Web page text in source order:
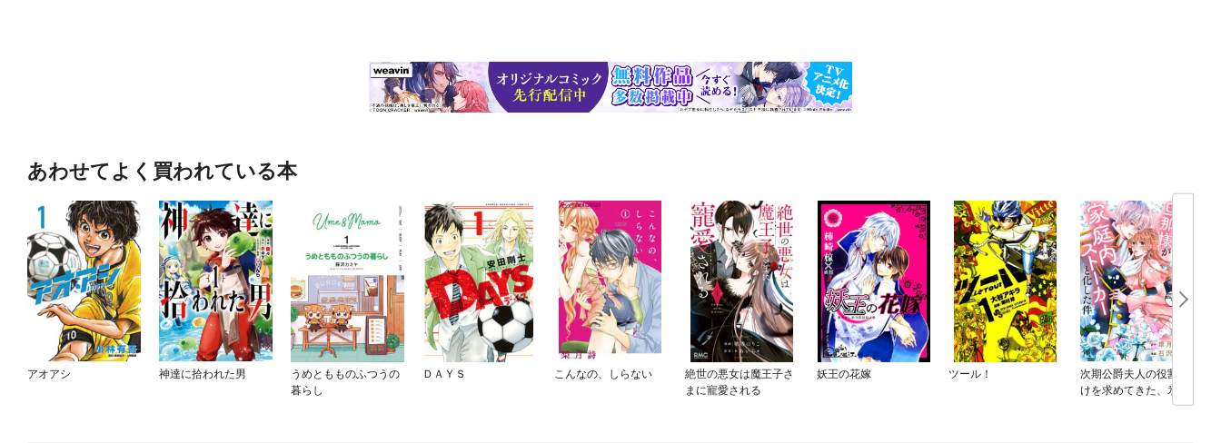
あわせてよく買われている本
アオアシ 神達に拾われた男
うめともものふつうの
暮らし
ＤＡＹＳ こんなの、しらない
絶世の悪女は魔王子さ
まに寵愛される
妖王の花嫁 ツール！
次期公爵夫人の役割だ
けを求めてきた、氷の
薔薇と謳われる旦那様